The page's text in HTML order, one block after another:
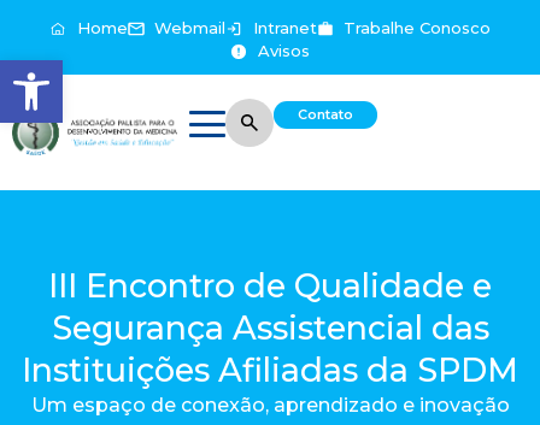
Abrir a barra de ferramentas
Home Webmail Intranet
Trabalhe Conosco
Avisos
Contato
III Encontro de Qualidade e
Segurança Assistencial das
Instituições Afiliadas da SPDM
Um espaço de conexão, aprendizado e inovação